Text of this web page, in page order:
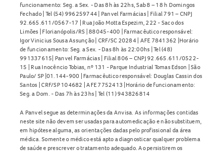
funcionamento: Seg. a Sex. - Das 8h às 22hs, Sab 8 – 18 h Domingos
Fechado | Tel (54) 996259744 | Panvel Farmácias | Filial 791 – CNPJ
92.665.611/0567-17 | Rua João Motta Espezim, 222 - Saco dos
Limões | Florianópolis/RS | 88045-400 | Farmacêutico responsável:
Igor Vinicius Sousa Assunção | CRF/SC 20284 | AFE 7841362 |Horário
de funcionamento: Seg. a Sex. - Das 8h às 22:00hs | Tel (48)
991337615| Panvel Farmácias | Filial 806 – CNPJ 92.665.611/0522-
15 | Rua Inocêncio Tobias, nº 131 - Parque Industrial Tomas Edson | São
Paulo/ SP |01.144-900 | Farmacêutico responsável: Douglas Cassin dos
Santos | CRF/SP 104682 | AFE 7752413 |Horário de funcionamento:
Seg. a Dom. - Das 7h às 23hs | Tel (11) 943826814
A Panvel segue as determinações da Anvisa. As informações contidas
neste site não devem ser usadas para automedicação e não substituem,
em hipótese alguma, as orientações dadas pelo profissional da área
médica. Somente o médico está apto a diagnosticar qualquer problema
de saúde e prescrever o tratamento adequado. Ao persistirem os